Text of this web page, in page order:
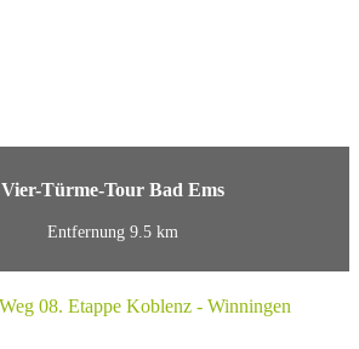
Vier-Türme-Tour Bad Ems
Entfernung 9.5 km